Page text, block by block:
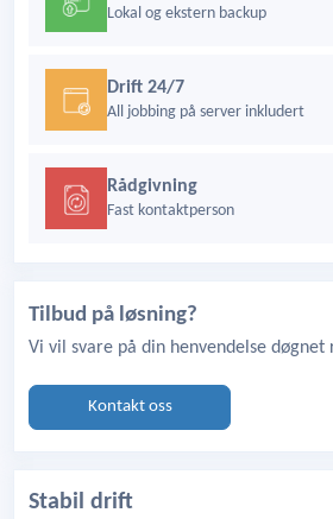
Lokal og ekstern backup
Drift 24/7
All jobbing på server inkludert
Rådgivning
Fast kontaktperson
Tilbud på løsning?
Vi vil svare på din henvendelse døgnet
Kontakt oss
Stabil drift